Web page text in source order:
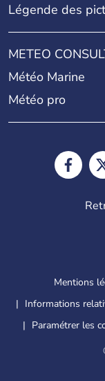
Légende des
METEO
Météo Marine
Météo pro
Mentions
Informations
Paramétrer les